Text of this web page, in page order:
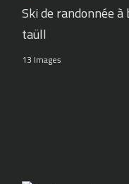
Ski de randonnée à
taüll
13 Images